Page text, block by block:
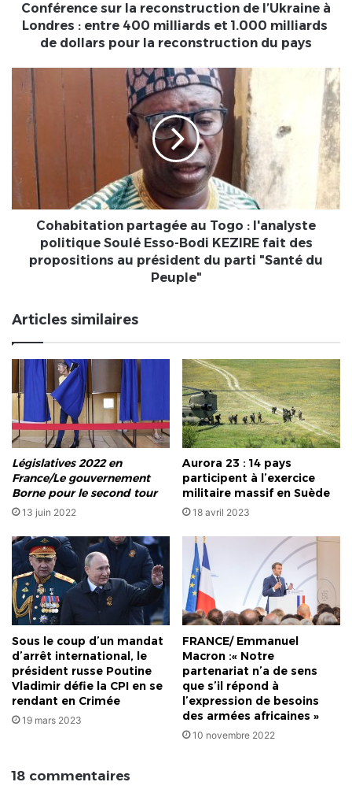
entre
400 milliards
dollars
pays
Conférence sur la reconstruction de l’Ukraine à
Londres : entre 400 milliards et 1.000 milliards
de dollars pour la reconstruction du pays
partagée
Esso-
président
du
"Santé
du
Peuple"
Cohabitation partagée au Togo : l'analyste
politique Soulé Esso-Bodi KEZIRE fait des
propositions au président du parti "Santé du
Peuple"
Articles similaires
Législatives 2022 en
France/Le gouvernement
Borne pour le second tour
13 juin 2022
Aurora 23 : 14 pays
participent à l’exercice
militaire massif en Suède
18 avril 2023
Sous le coup d’un mandat
d’arrêt international, le
président russe Poutine
Vladimir défie la CPI en se
rendant en Crimée
19 mars 2023
FRANCE/ Emmanuel
Macron :« Notre
partenariat n’a de sens
que s’il répond à
l’expression de besoins
des armées africaines »
10 novembre 2022
18 commentaires